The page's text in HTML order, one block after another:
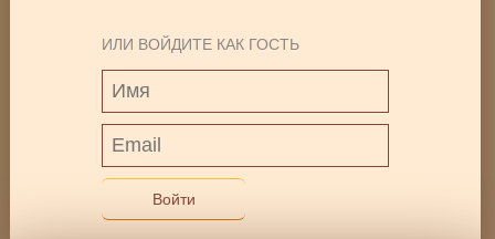
ИЛИ ВОЙДИТЕ КАК ГОСТЬ
Войти